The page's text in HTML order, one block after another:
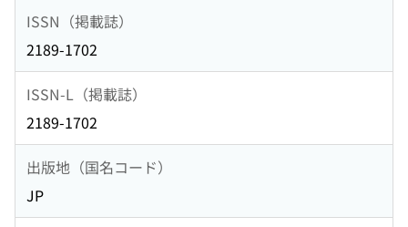
ISSN（掲載誌）
2189-1702
ISSN-L（掲載誌）
2189-1702
出版地（国名コード）
JP